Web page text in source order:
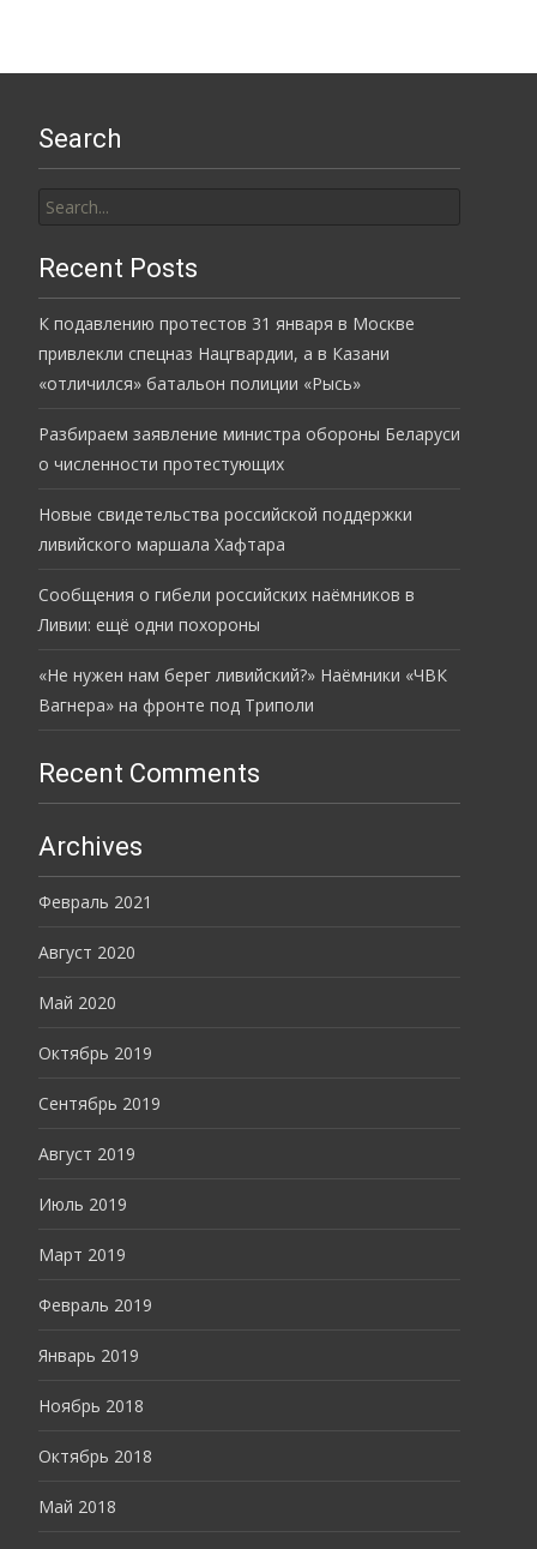
Search
for:
Recent Posts
К подавлению протестов 31 января в Москве
привлекли спецназ Нацгвардии, а в Казани
«отличился» батальон полиции «Рысь»
Разбираем заявление министра обороны Беларуси
о численности протестующих
Новые свидетельства российской поддержки
ливийского маршала Хафтара
Сообщения о гибели российских наёмников в
Ливии: ещё одни похороны
«Не нужен нам берег ливийский?» Наёмники «ЧВК
Вагнера» на фронте под Триполи
Recent Comments
Archives
Февраль 2021
Август 2020
Май 2020
Октябрь 2019
Сентябрь 2019
Август 2019
Июль 2019
Март 2019
Февраль 2019
Январь 2019
Ноябрь 2018
Октябрь 2018
Май 2018